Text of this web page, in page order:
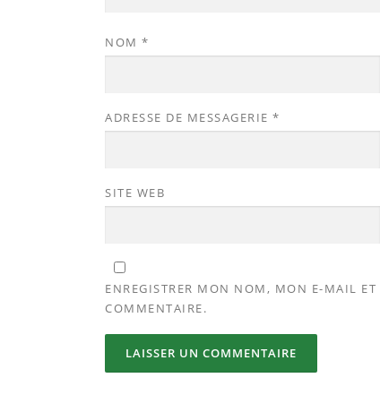
NOM *
ADRESSE DE MESSAGERIE *
SITE WEB
ENREGISTRER MON NOM, MON E-MAIL
COMMENTAIRE.